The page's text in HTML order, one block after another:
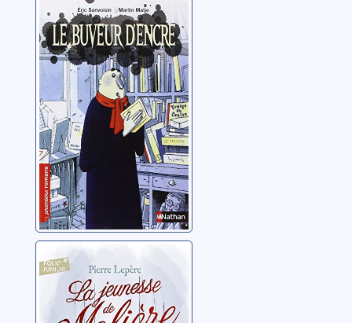
Le buveur
d'encre
Sanvoisin, Éric
La jeunesse de
Molière
Lepère, Pierre